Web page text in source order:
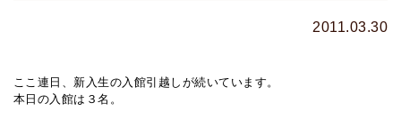
2011.03.30
ここ連日、新入生の入館引越しが続いています。
本日の入館は３名。